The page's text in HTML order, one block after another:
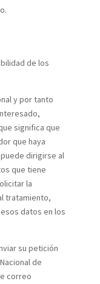
de los
y por tanto
significa que
que haya
dirigirse al
que tiene
la
tratamiento,
datos en los
su petición
de
correo